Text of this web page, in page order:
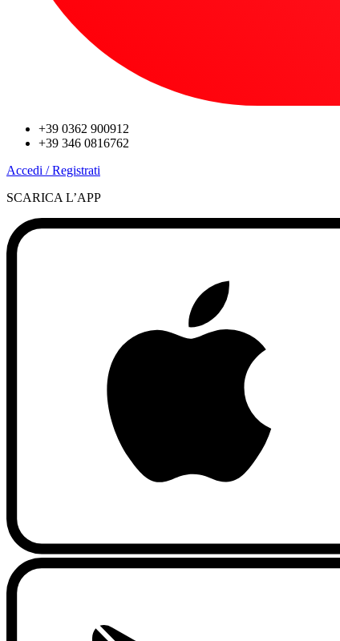
+39 0362 900912
+39 346 0816762
Accedi / Registrati
SCARICA L’APP